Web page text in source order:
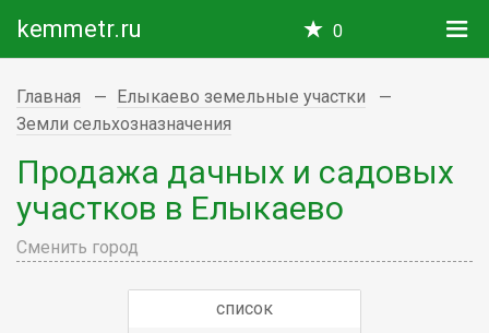
kemmetr.ru 0
Главная
Елыкаево земельные участки
Земли сельхозназначения
Продажа дачных и садовых
участков в Елыкаево
Сменить город
список